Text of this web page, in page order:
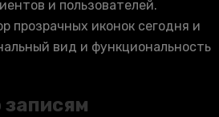
и пользователей.
прозрачных иконок сегодня и
вид и функциональность
записям